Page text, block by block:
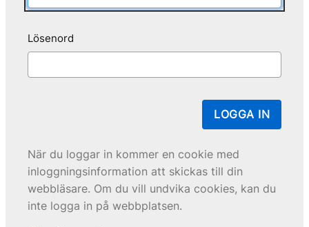
Lösenord
LOGGA IN
När du loggar in kommer en cookie med
inloggningsinformation att skickas till din
webbläsare. Om du vill undvika cookies, kan du
inte logga in på webbplatsen.